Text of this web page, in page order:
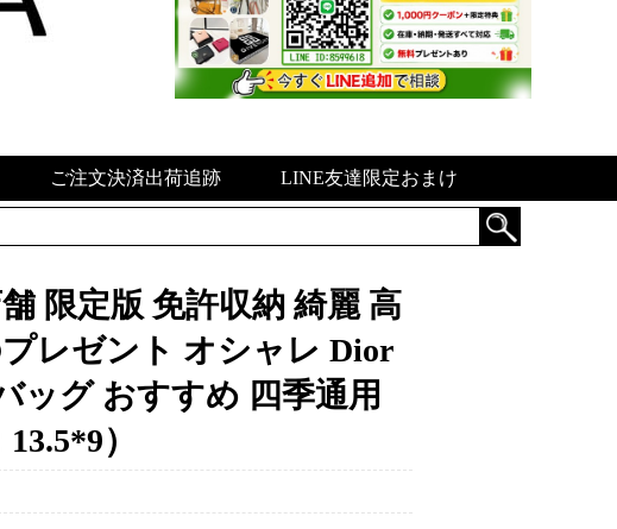
ご注文決済出荷追跡 LINE友達限定おまけ
限定版 免許収納 綺麗 高
レゼント オシャレ Dior
ッグ おすすめ 四季通用
）